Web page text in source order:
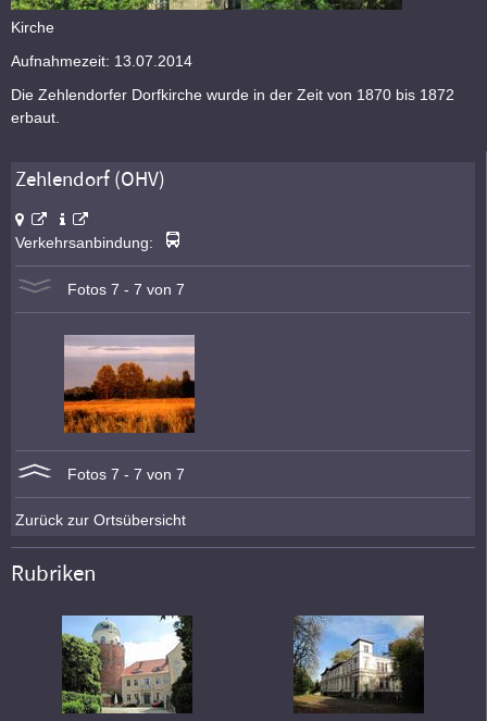
Kirche
Aufnahmezeit: 13.07.2014
Die Zehlendorfer Dorfkirche wurde in der Zeit von 1870 bis 1872
erbaut.
Zehlendorf (OHV)
Verkehrsanbindung:
Fotos 7 - 7 von 7
Fotos 7 - 7 von 7
Zurück zur Ortsübersicht
Rubriken